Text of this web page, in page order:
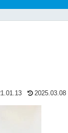
2025.03.08